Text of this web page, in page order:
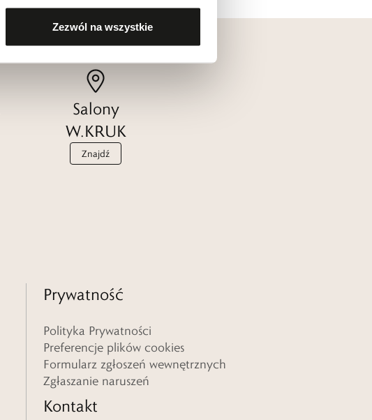
Zezwól na wszystkie
Salony
W.KRUK
Znajdź
Prywatność
Polityka Prywatności
Preferencje plików cookies
Formularz zgłoszeń wewnętrznych
Zgłaszanie naruszeń
Kontakt